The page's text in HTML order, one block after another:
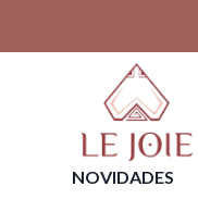
NOVIDADES